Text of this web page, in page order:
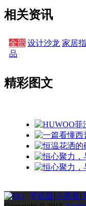
相关资讯
全部 设计沙龙 家居
品
精彩图文
手机版|小黑屋|